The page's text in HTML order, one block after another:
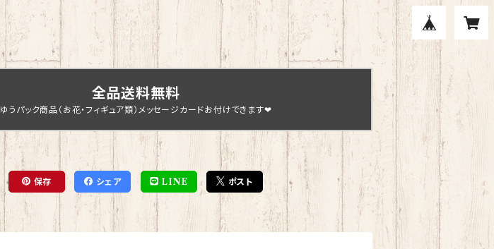
全品送料無料
ゆうパック商品（お花・フィギュア類）メッセージカードお付けできます❤
保存 シェア LINE ポスト